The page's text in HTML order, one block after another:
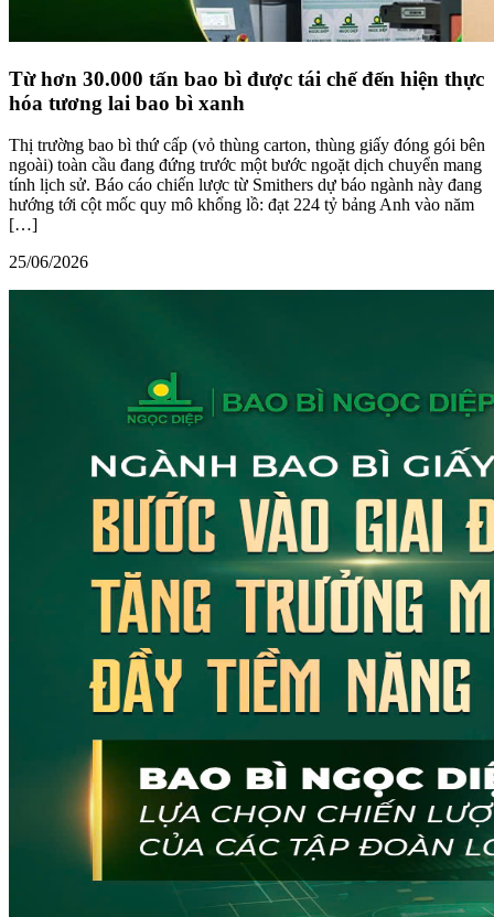
Từ hơn 30.000 tấn bao bì được tái chế đến hiện thực
hóa tương lai bao bì xanh
Thị trường bao bì thứ cấp (vỏ thùng carton, thùng giấy đóng gói bên
ngoài) toàn cầu đang đứng trước một bước ngoặt dịch chuyển mang
tính lịch sử. Báo cáo chiến lược từ Smithers dự báo ngành này đang
hướng tới cột mốc quy mô khổng lồ: đạt 224 tỷ bảng Anh vào năm
[…]
25/06/2026